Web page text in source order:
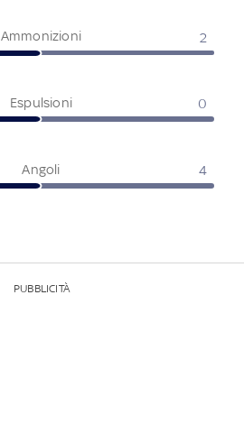
Ammonizioni 2
Espulsioni 0
Angoli 4
PUBBLICITÀ